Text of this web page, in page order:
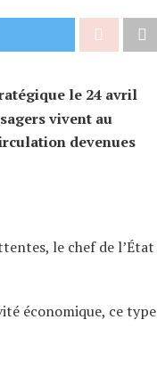
le 24 avril
vivent au
devenues
le chef de l’État
économique, ce type